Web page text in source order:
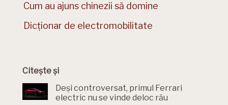
Cum au ajuns chinezii să domine
Dicționar de electromobilitate
Citește și
Deși controversat, primul Ferrari
electric nu se vinde deloc rău